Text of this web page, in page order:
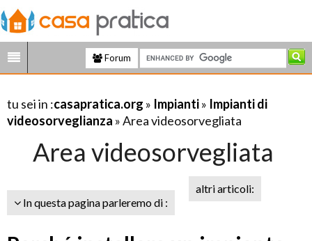
Forum
tu sei in :casapratica.org » Impianti» Impianti di
videosorveglianza » Area videosorvegliata
Area videosorvegliata
In questa pagina parleremo di :
altri articoli: